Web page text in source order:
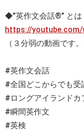
◆”英作文会話®” とは
https://youtube.com/
（３分弱の動画です。
#英作文会話
#全国どこからでも受
#ロングアイランドカ
#瞬間英作文
#英検